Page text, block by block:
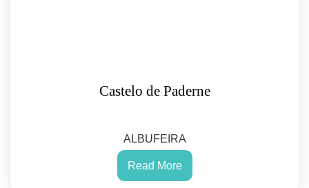
Castelo de Paderne
ALBUFEIRA
Read More